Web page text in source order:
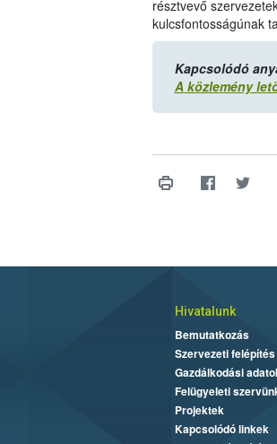
résztvevő
kulcsfontosságúnak
Kapcsolódó
A közlemény
Hivatalunk
Bemutatkozás
Szervezeti felépítés
Gazdálkodási
Felügyeleti
Projektek
Kapcsolódó linkek